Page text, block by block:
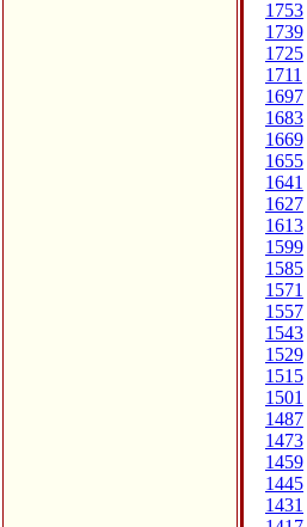
1753
1739
1725
1711
1697
1683
1669
1655
1641
1627
1613
1599
1585
1571
1557
1543
1529
1515
1501
1487
1473
1459
1445
1431